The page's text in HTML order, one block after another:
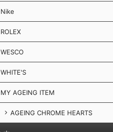
Nike
ROLEX
WESCO
WHITE'S
MY AGEING ITEM
AGEING CHROME HEARTS